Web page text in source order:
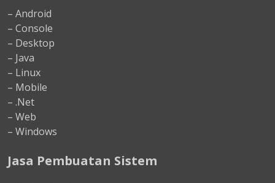
– Android
– Console
– Desktop
– Java
– Linux
– Mobile
– .Net
– Web
– Windows
Jasa Pembuatan Sistem